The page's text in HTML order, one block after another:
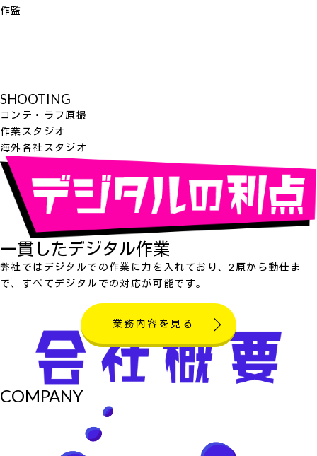
作監
SHOOTING
コンテ・ラフ原撮
作業スタジオ
海外各社スタジオ
一貫したデジタル作業
弊社ではデジタルでの作業に力を入れており、2原から動仕ま
で、すべてデジタルでの対応が可能です。
業務内容を見る
COMPANY